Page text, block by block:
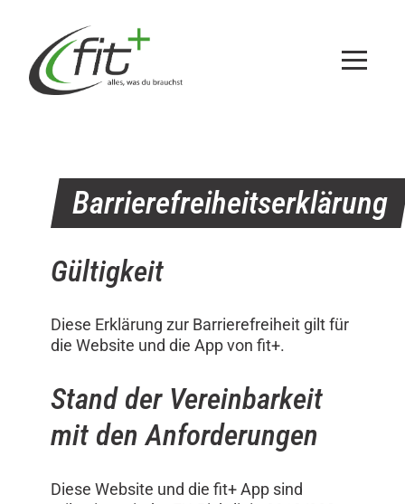
springen
Barrierefreiheitserklärung
Gültigkeit
Diese Erklärung zur Barrierefreiheit gilt für
die Website und die App von fit+.
Stand der Vereinbarkeit
mit den Anforderungen
Diese Website und die fit+ App sind